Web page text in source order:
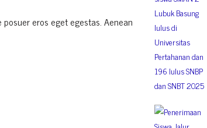
eros eget egestas. Aenean